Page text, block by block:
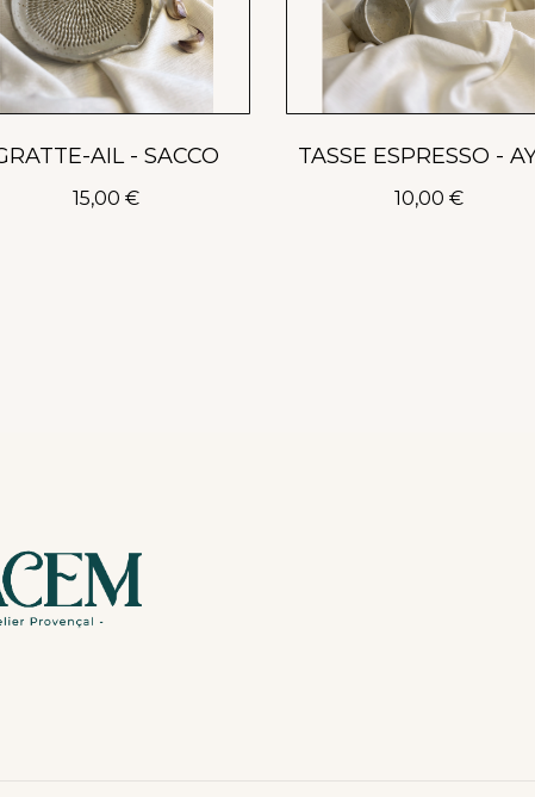
Aperçu rapide
AIL - SACCO
15,00 €
Aperçu rapide
10,00 €